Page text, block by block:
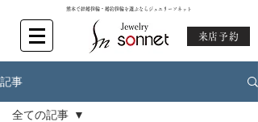
熊本で結婚指輪・婚約指輪を選ぶならジュエリーソネット
来店予約
記事
全ての記事